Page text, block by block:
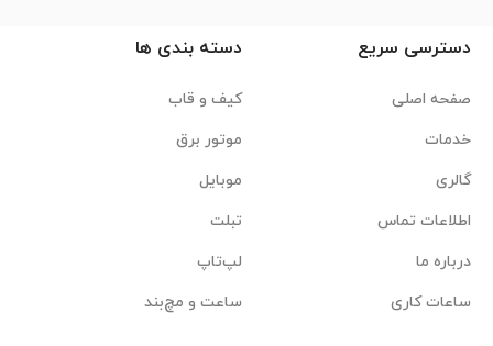
دسترسی سریع
صفحه اصلی
خدمات
گالری
اطلاعات تماس
درباره ما
ساعات کاری
دسته بندی ها
کیف و قاب
موتور برق
موبایل
تبلت
لپ‌تاپ
ساعت و مچ‌بند